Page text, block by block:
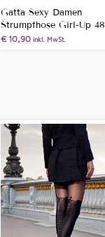
Gatta Sexy Damen
Strumpfhose Girl-Up 48
€ 10,90 inkl. MwSt.